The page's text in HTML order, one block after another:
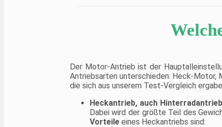
LOCKERES FAHREN:
Shimano Schalthebel,
System, während die
mechanischen Tektro
Scheibenbremsen Ihre
Sicherheit mit einem
zusätzlichen Bremssensor
(im linken Bremshebel) zum
Abschalten des Motors
gewährleisten. Qualitativ
hochwertige, ergonomische
Der Motor-Antrieb ist der
Antriebsarten unterschieden: Heck-Motor,
die sich aus unserem Test-Vergleich
Heckantrieb, auch
Dabei wird der größte Teil des
Vorteile eines Heckantriebs sind: